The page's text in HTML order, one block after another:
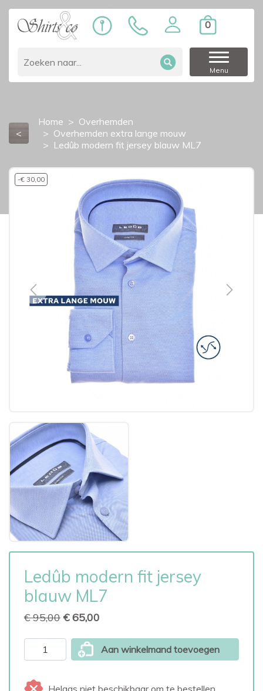
0
Menu
<
Home
Overhemden
Overhemden extra lange mouw
Ledûb modern fit jersey blauw ML7
-€ 30,00
Previous Next
Ledûb modern fit jersey
blauw ML7
€ 95,00 € 65,00
Aan winkelmand toevoegen
Helaas niet beschikbaar om te bestellen